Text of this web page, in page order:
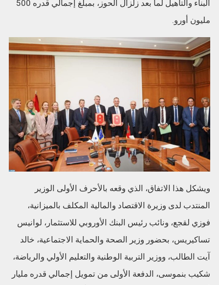
البناء والتأهيل لما بعد زلزال الحوز، بمبلغ إجمالي قدره 500
مليون أورو.
ويشكل هذا الاتفاق، الذي وقعه بالأحرف الأولى الوزير
المنتدب لدى وزيرة الاقتصاد والمالية المكلف بالميزانية،
فوزي لقجع، ونائب رئيس البنك الأوروبي للاستثمار، لوانيس
تساكيريس، بحضور وزير الصحة والحماية الاجتماعية، خالد
آيت الطالب، ووزير التربية الوطنية والتعليم الأولي والرياضة،
شكيب بنموسى، الدفعة الأولى من تمويل إجمالي قدره مليار